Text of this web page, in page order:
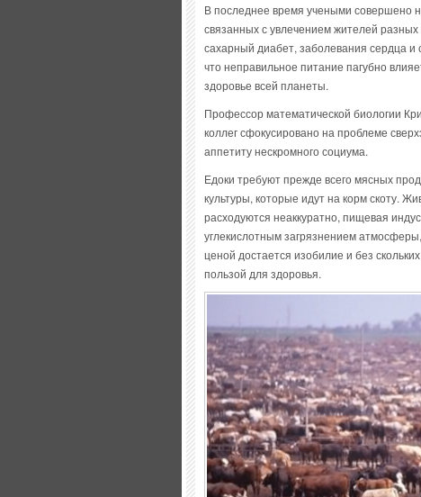
В последнее время учеными совершено
связанных с увлечением жителей
сахарный диабет, заболевания сердца и
что неправильное питание пагубно
здоровье всей планеты.
Профессор математической биологии
коллег сфокусировано на проблеме
аппетиту нескромного социума.
Едоки требуют прежде всего мясных
культуры, которые идут на корм скоту.
расходуются неаккуратно, пищевая
углекислотным загрязнением
ценой достается изобилие и без
пользой для здоровья.